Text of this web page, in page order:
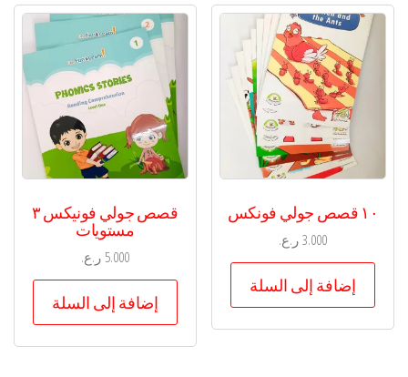
١٠ قصص جولي فونكس
3.000ر.ع.
إضافة إلى السلة
قصص جولي فونيكس ٣
مستويات
5.000 ر.ع.
إضافة إلى السلة